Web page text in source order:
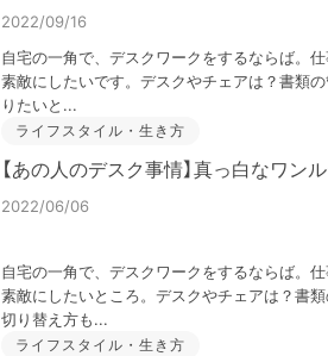
2022/09/16
自宅の一角で、デスクワークをするならば。
素敵にしたいです。デスクやチェアは？書類
りたいと...
ライフスタイル・生き方
【あの人のデスク事情】真っ白なワ
2022/06/06
自宅の一角で、デスクワークをするならば。
素敵にしたいところ。デスクやチェアは？書
切り替え方も...
ライフスタイル・生き方